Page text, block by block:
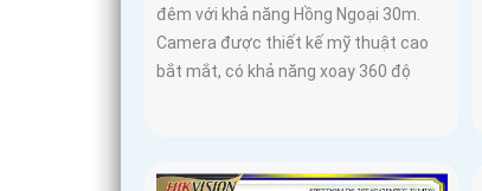
đêm với khả năng Hồng Ngoại 30m.
Camera được thiết kế mỹ thuật cao
bắt mắt, có khả năng xoay 360 độ